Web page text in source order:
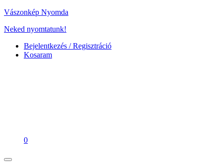
Vászonkép Nyomda
Neked nyomtatunk!
Bejelentkezés / Regisztráció
Kosaram
0